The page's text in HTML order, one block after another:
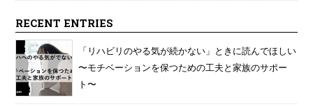
RECENT ENTRIES
「リハビリのやる気が続かない」ときに読んでほしい
〜モチベーションを保つための工夫と家族のサポー
ト〜